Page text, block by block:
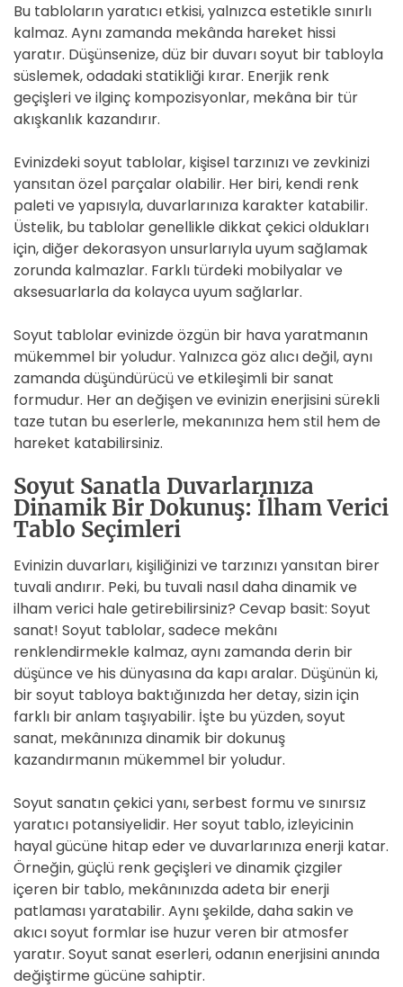
Bu tabloların yaratıcı etkisi, yalnızca estetikle sınırlı
kalmaz. Aynı zamanda mekânda hareket hissi
yaratır. Düşünsenize, düz bir duvarı soyut bir tabloyla
süslemek, odadaki statikliği kırar. Enerjik renk
geçişleri ve ilginç kompozisyonlar, mekâna bir tür
akışkanlık kazandırır.
Evinizdeki soyut tablolar, kişisel tarzınızı ve zevkinizi
yansıtan özel parçalar olabilir. Her biri, kendi renk
paleti ve yapısıyla, duvarlarınıza karakter katabilir.
Üstelik, bu tablolar genellikle dikkat çekici oldukları
için, diğer dekorasyon unsurlarıyla uyum sağlamak
zorunda kalmazlar. Farklı türdeki mobilyalar ve
aksesuarlarla da kolayca uyum sağlarlar.
Soyut tablolar evinizde özgün bir hava yaratmanın
mükemmel bir yoludur. Yalnızca göz alıcı değil, aynı
zamanda düşündürücü ve etkileşimli bir sanat
formudur. Her an değişen ve evinizin enerjisini sürekli
taze tutan bu eserlerle, mekanınıza hem stil hem de
hareket katabilirsiniz.
Soyut Sanatla Duvarlarınıza
Dinamik Bir Dokunuş: İlham Verici
Tablo Seçimleri
Evinizin duvarları, kişiliğinizi ve tarzınızı yansıtan birer
tuvali andırır. Peki, bu tuvali nasıl daha dinamik ve
ilham verici hale getirebilirsiniz? Cevap basit: Soyut
sanat! Soyut tablolar, sadece mekânı
renklendirmekle kalmaz, aynı zamanda derin bir
düşünce ve his dünyasına da kapı aralar. Düşünün ki,
bir soyut tabloya baktığınızda her detay, sizin için
farklı bir anlam taşıyabilir. İşte bu yüzden, soyut
sanat, mekânınıza dinamik bir dokunuş
kazandırmanın mükemmel bir yoludur.
Soyut sanatın çekici yanı, serbest formu ve sınırsız
yaratıcı potansiyelidir. Her soyut tablo, izleyicinin
hayal gücüne hitap eder ve duvarlarınıza enerji katar.
Örneğin, güçlü renk geçişleri ve dinamik çizgiler
içeren bir tablo, mekânınızda adeta bir enerji
patlaması yaratabilir. Aynı şekilde, daha sakin ve
akıcı soyut formlar ise huzur veren bir atmosfer
yaratır. Soyut sanat eserleri, odanın enerjisini anında
değiştirme gücüne sahiptir.